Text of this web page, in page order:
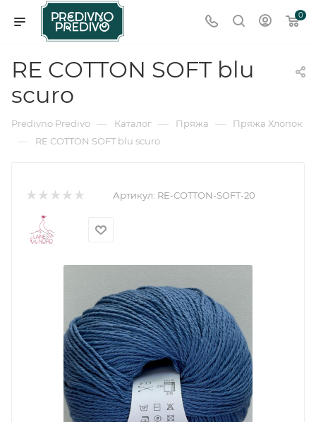
0
RE COTTON SOFT blu
scuro
Predivno Predivo — Каталог — Пряжа — Пряжа Хлопок
— RE COTTON SOFT blu scuro
Артикул: RE-COTTON-SOFT-20